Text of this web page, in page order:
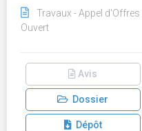
Travaux - Appel d'Offres
Ouvert
Avis
Dossier
Dépôt